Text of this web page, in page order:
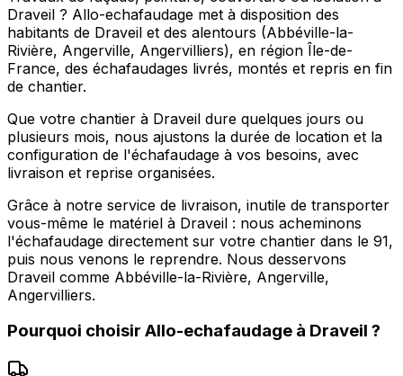
Draveil ? Allo-echafaudage met à disposition des
habitants de Draveil et des alentours (Abbéville-la-
Rivière, Angerville, Angervilliers), en région Île-de-
France, des échafaudages livrés, montés et repris en fin
de chantier.
Que votre chantier à Draveil dure quelques jours ou
plusieurs mois, nous ajustons la durée de location et la
configuration de l'échafaudage à vos besoins, avec
livraison et reprise organisées.
Grâce à notre service de livraison, inutile de transporter
vous-même le matériel à Draveil : nous acheminons
l'échafaudage directement sur votre chantier dans le 91,
puis nous venons le reprendre. Nous desservons
Draveil comme Abbéville-la-Rivière, Angerville,
Angervilliers.
Pourquoi choisir Allo-echafaudage à Draveil ?